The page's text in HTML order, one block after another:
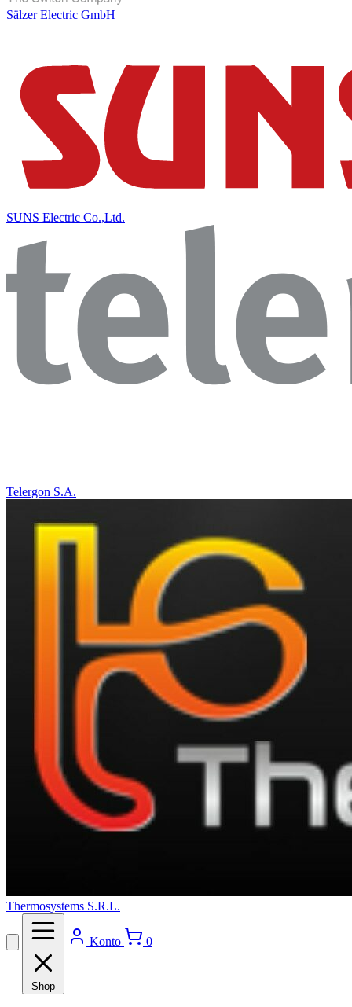
Sälzer Electric GmbH
SUNS Electric Co.,Ltd.
Telergon S.A.
Thermosystems S.R.L.
Shop
Konto 0